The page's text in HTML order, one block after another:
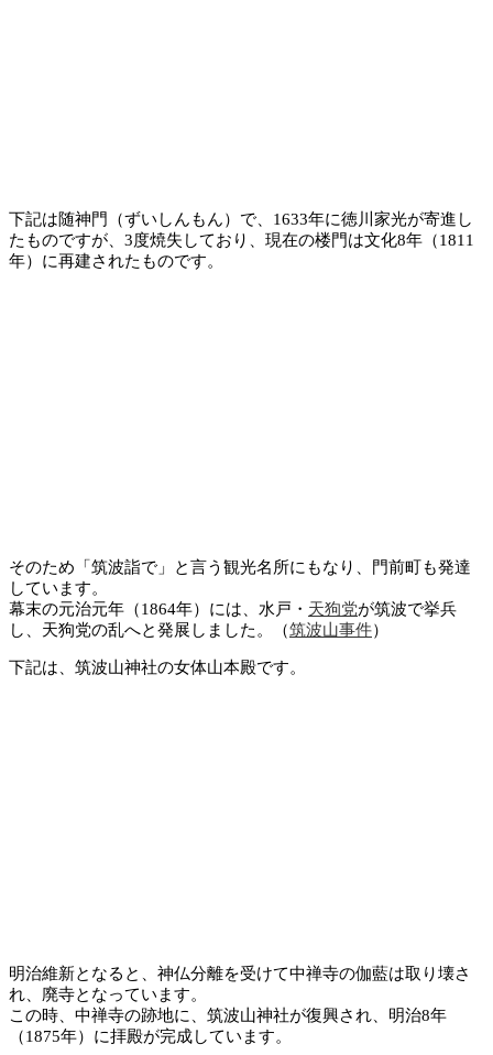
下記は随神門（ずいしんもん）で、1633年に徳川家光が寄進し
たものですが、3度焼失しており、現在の楼門は文化8年（1811
年）に再建されたものです。
そのため「筑波詣で」と言う観光名所にもなり、門前町も発達
しています。
幕末の元治元年（1864年）には、水戸・ 天狗党が筑波で挙兵
し、天狗党の乱へと発展しました。（筑波山事件）
下記は、筑波山神社の女体山本殿です。
明治維新となると、神仏分離を受けて中禅寺の伽藍は取り壊さ
れ、廃寺となっています。
この時、中禅寺の跡地に、筑波山神社が復興され、明治8年
（1875年）に拝殿が完成しています。